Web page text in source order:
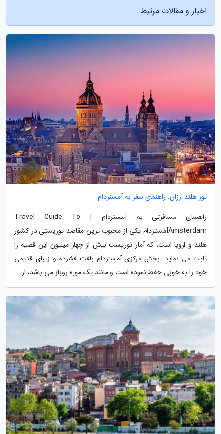
اخبار و مقالات مرتبط
تور هلند ارزان: راهنمای سفر به آمستردام
راهنمای مسافرتی به آمستردام | Travel Guide To
Amsterdamآمستردام یکی از محبوب ترین مقاصد توریستی در کشور
هلند و اروپا است، که آمار توریست بیش از چهار میلیون این قضیه را
ثابت می نماید. بخش مرکزی آمستردام بافت فشرده و زیبای قدیمی
خود را به خوبی حفظ نموده است و مانند یک موزه روباز می باشد، از...